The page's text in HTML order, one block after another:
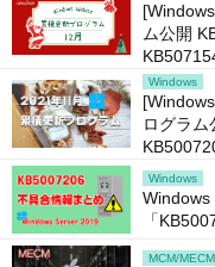
ム公開
Windows
ログラム
Windows
Windows
「
MCM/